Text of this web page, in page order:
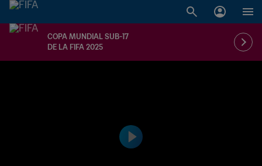
COPA MUNDIAL SUB-17
DE LA FIFA 2025